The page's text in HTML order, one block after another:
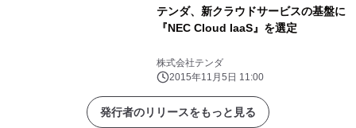
テンダ、新クラウドサービスの基盤に
『NEC Cloud IaaS』を選定
株式会社テンダ
2015年11月5日 11:00
発行者のリリースをもっと見る